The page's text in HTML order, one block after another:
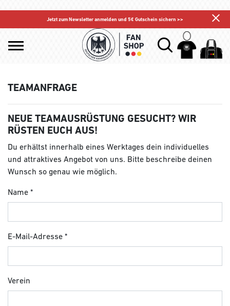
Jetzt zum Newsletter anmelden und 5€ Gutschein sichern >>
TEAMANFRAGE
NEUE TEAMAUSRÜSTUNG GESUCHT? WIR
RÜSTEN EUCH AUS!
Du erhältst innerhalb eines Werktages dein individuelles
und attraktives Angebot von uns. Bitte beschreibe deinen
Wunsch so genau wie möglich.
Name
E-Mail-Adresse
Verein